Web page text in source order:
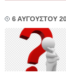
6 ΑΥΓΟΥΣΤΟΥ